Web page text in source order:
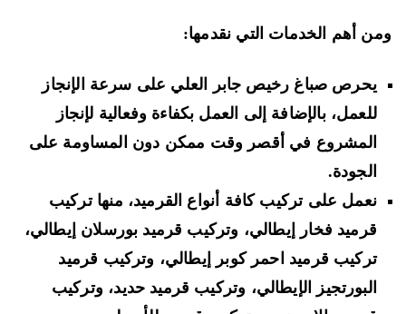
أهم الخدمات التي نقدمها:
يحرص صباغ رخيص جابر العلي على سرعة الإنجاز
للعمل، بالإضافة إلى العمل بكفاءة وفعالية لإنجاز
المشروع في أقصر وقت ممكن دون المساومة على
الجودة.
نعمل على تركيب كافة أنواع القرميد، منها تركيب
قرميد فخار إيطالي، وتركيب قرميد بورسلان إيطالي،
تركيب قرميد احمر كوبر إيطالي، وتركيب قرميد
البورتجيز الإيطالي، وتركيب قرميد حديد، وتركيب